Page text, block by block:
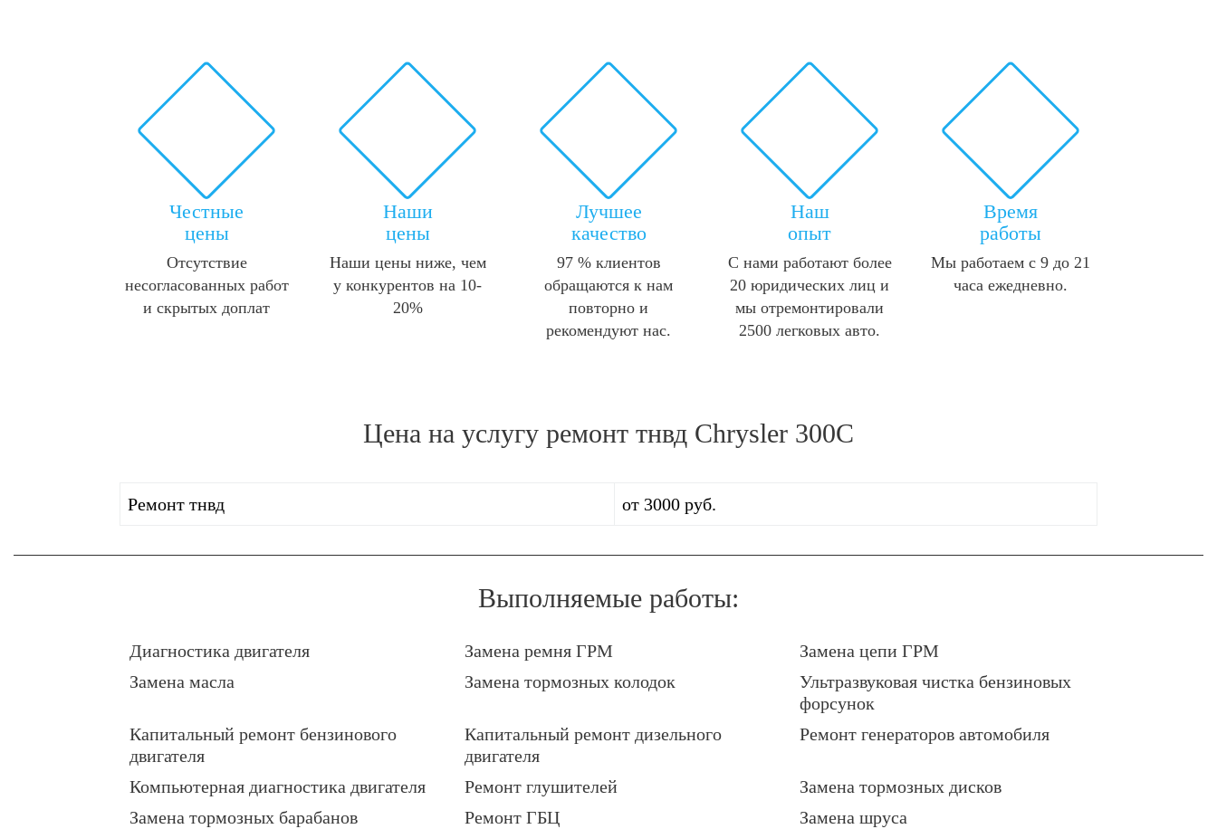
Честные
цены
Отсутствие
несогласованных работ
и скрытых доплат
Наши
цены
Наши цены ниже, чем
у конкурентов на 10-
20%
Лучшее
качество
97 % клиентов
обращаются к нам
повторно и
рекомендуют нас.
Наш
опыт
С нами работают более
20 юридических лиц и
мы отремонтировали
2500 легковых авто.
Время
работы
Мы работаем с 9 до 21
часа ежедневно.
Цена на услугу ремонт тнвд Chrysler 300C
Ремонт тнвд от 3000 руб.
Выполняемые работы:
Диагностика двигателя Замена ремня ГРМ
Замена цепи ГРМ
Замена масла
Замена тормозных колодок
Ультразвуковая чистка бензиновых
форсунок
Капитальный ремонт бензинового
двигателя
Капитальный ремонт дизельного
двигателя
Ремонт генераторов автомобиля
Компьютерная диагностика двигателя Ремонт глушителей
Замена тормозных дисков
Замена тормозных барабанов
Ремонт ГБЦ
Замена шруса